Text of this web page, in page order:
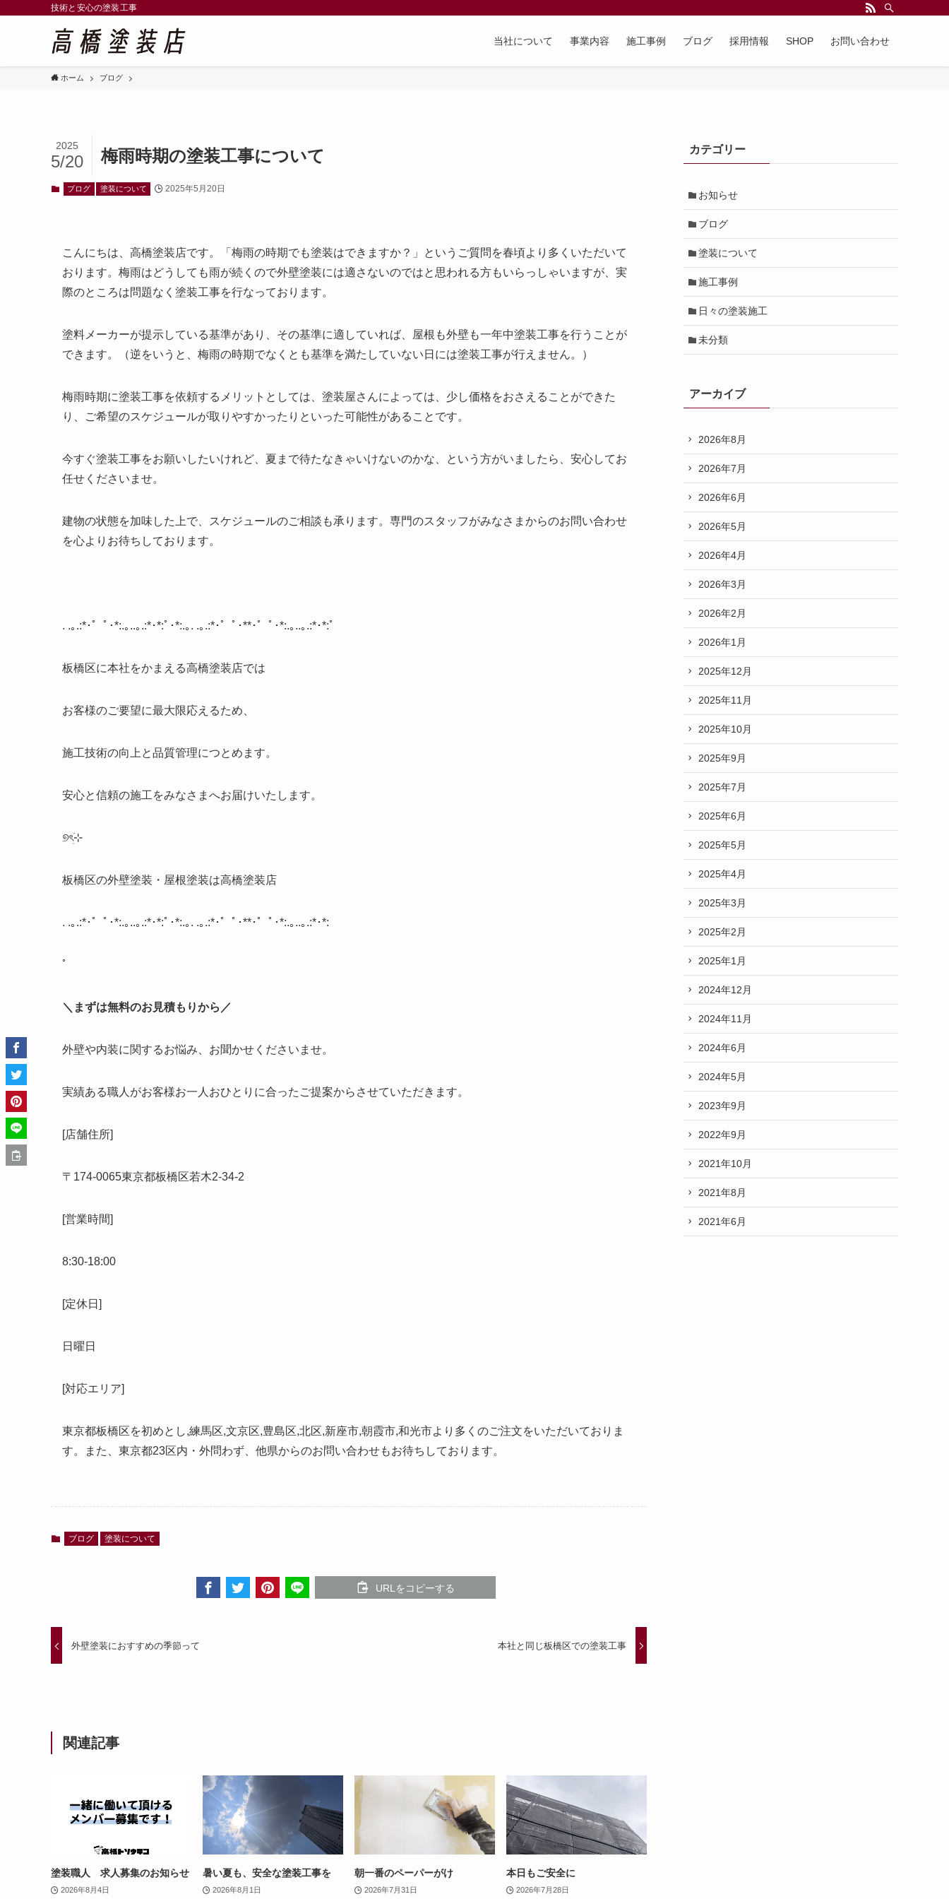
技術と安心の塗装工事
当社について 事業内容 施工事例 ブログ 採用情報 SHOP お問い合わせ
ホーム ブログ
梅雨時期の塗装工事について
2025
5/20
ブログ 塗装について 2025年5月20日
こんにちは、高橋塗装店です。「梅雨の時期でも塗装はできますか？」というご質問を春頃より多くいただいて
おります。梅雨はどうしても雨が続くので外壁塗装には適さないのではと思われる方もいらっしゃいますが、実
際のところは問題なく塗装工事を行なっております。
塗料メーカーが提示している基準があり、その基準に適していれば、屋根も外壁も一年中塗装工事を行うことが
できます。（逆をいうと、梅雨の時期でなくとも基準を満たしていない日には塗装工事が行えません。）
梅雨時期に塗装工事を依頼するメリットとしては、塗装屋さんによっては、少し価格をおさえることができた
り、ご希望のスケジュールが取りやすかったりといった可能性があることです。
今すぐ塗装工事をお願いしたいけれど、夏まで待たなきゃいけないのかな、という方がいましたら、安心してお
任せくださいませ。
建物の状態を加味した上で、スケジュールのご相談も承ります。専門のスタッフがみなさまからのお問い合わせ
を心よりお待ちしております。
. .｡ .:*･゜ﾟ･*:.｡ ..｡ .:*･*:ﾟ･*:.｡ . .｡ .:*･゜ﾟ･**･゜ﾟ･*:.｡ ..｡ .:*･*:ﾟ
板橋区に本社をかまえる高橋塗装店では
お客様のご要望に最大限応えるため、
施工技術の向上と品質管理につとめます。
安心と信頼の施工をみなさまへお届けいたします。
୭ৎ⊹
板橋区の外壁塗装・屋根塗装は高橋塗装店
. .｡ .:*･゜ﾟ･*:.｡ ..｡ .:*･*:ﾟ･*:.｡ . .｡ .:*･゜ﾟ･**･゜ﾟ･*:.｡ ..｡ .:*･*:
ﾟ
＼まずは無料のお見積もりから／
外壁や内装に関するお悩み、お聞かせくださいませ。
実績ある職人がお客様お一人おひとりに合ったご提案からさせていただきます。
[店舗住所]
〒 174-0065東京都板橋区若木2-34-2
[営業時間]
8:30-18:00
[定休日]
日曜日
[対応エリア]
東京都板橋区を初めとし,練馬区,文京区,豊島区,北区,新座市,朝霞市,和光市より多くのご注文をいただいておりま
す。また、東京都23区内・外問わず、他県からのお問い合わせもお待ちしております。
ブログ 塗装について
URLをコピーする
外壁塗装におすすめの季節って 本社と同じ板橋区での塗装工事
関連記事
塗装職人 求人募集のお知らせ
2026年8月4日
暑い夏も、安全な塗装工事を
2026年8月1日
朝一番のペーパーがけ
2026年7月31日
本日もご安全に
2026年7月28日
カテゴリー
お知らせ
ブログ
塗装について
施工事例
日々の塗装施工
未分類
アーカイブ
2026年8月
2026年7月
2026年6月
2026年5月
2026年4月
2026年3月
2026年2月
2026年1月
2025年12月
2025年11月
2025年10月
2025年9月
2025年7月
2025年6月
2025年5月
2025年4月
2025年3月
2025年2月
2025年1月
2024年12月
2024年11月
2024年6月
2024年5月
2023年9月
2022年9月
2021年10月
2021年8月
2021年6月